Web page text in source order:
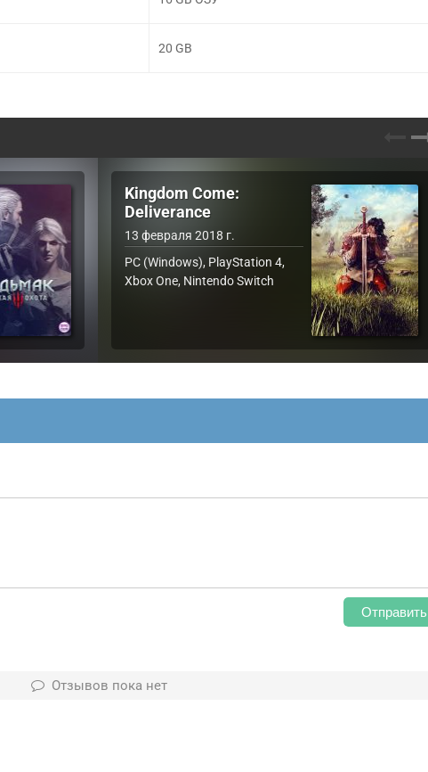
20 GB
Kingdom Come:
Deliverance
13 февраля 2018 г.
PC (Windows), PlayStation 4,
Xbox One, Nintendo Switch
Отправить
Отзывов пока нет